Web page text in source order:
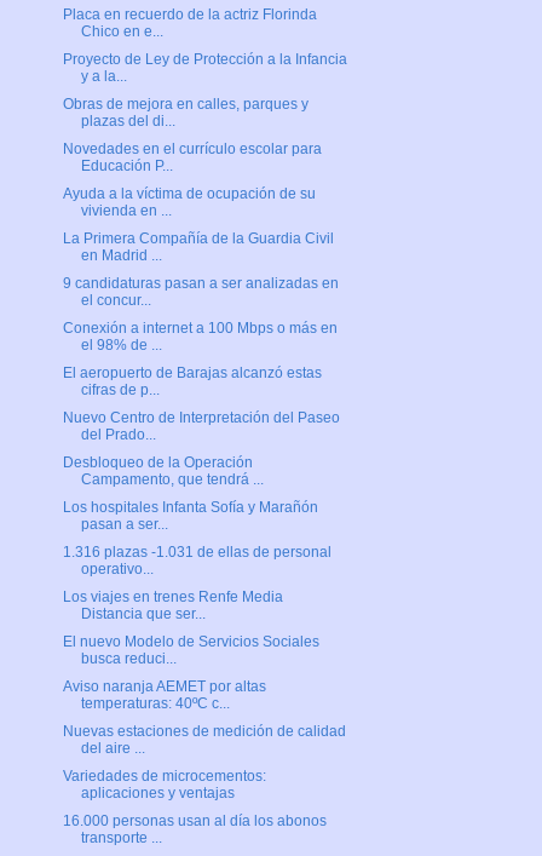
Placa en recuerdo de la actriz Florinda
Chico en e...
Proyecto de Ley de Protección a la Infancia
y a la...
Obras de mejora en calles, parques y
plazas del di...
Novedades en el currículo escolar para
Educación P...
Ayuda a la víctima de ocupación de su
vivienda en ...
La Primera Compañía de la Guardia Civil
en Madrid ...
9 candidaturas pasan a ser analizadas en
el concur...
Conexión a internet a 100 Mbps o más en
el 98% de ...
El aeropuerto de Barajas alcanzó estas
cifras de p...
Nuevo Centro de Interpretación del Paseo
del Prado...
Desbloqueo de la Operación
Campamento, que tendrá ...
Los hospitales Infanta Sofía y Marañón
pasan a ser...
1.316 plazas -1.031 de ellas de personal
operativo...
Los viajes en trenes Renfe Media
Distancia que ser...
El nuevo Modelo de Servicios Sociales
busca reduci...
Aviso naranja AEMET por altas
temperaturas: 40ºC c...
Nuevas estaciones de medición de calidad
del aire ...
Variedades de microcementos:
aplicaciones y ventajas
16.000 personas usan al día los abonos
transporte ...